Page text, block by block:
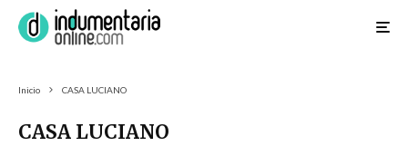
Inicio CASA LUCIANO
CASA LUCIANO